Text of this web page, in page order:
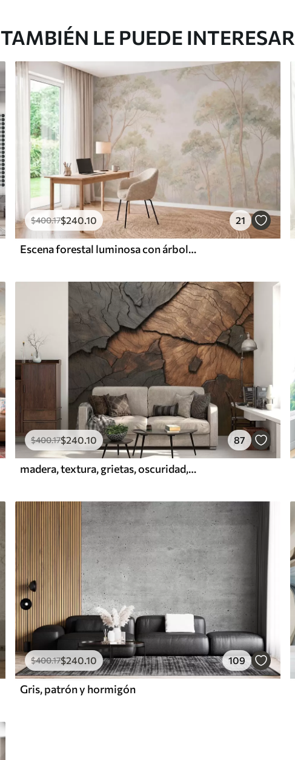
TAMBIÉN LE PUEDE INTERESAR
$400.17$240 .10 21
Escena forestal luminosa con árboles altos
$400.17$240.10 87
madera, textura, grietas, oscuridad, corteza, superficie
$400.17$240 .10 109
Gris, patrón y hormigón